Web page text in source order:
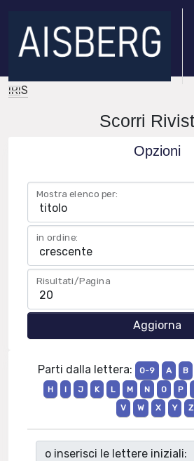
IRIS
Scorri
Opzioni
Mostra elenco per:
in ordine:
Risultati/Pagina
Parti dalla lettera: 0-9 A B
H
I J K L M N O P
V
W X Y Z
o inserisci le lettere iniziali: